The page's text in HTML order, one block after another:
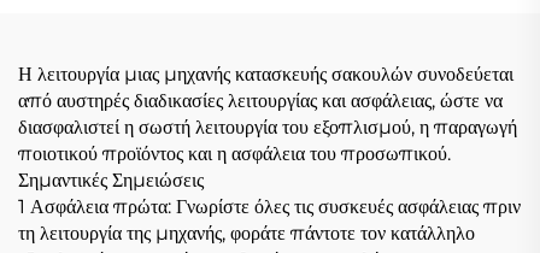
Η λειτουργία μιας μηχανής κατασκευής σακουλών συνοδεύεται
από αυστηρές διαδικασίες λειτουργίας και ασφάλειας, ώστε να
διασφαλιστεί η σωστή λειτουργία του εξοπλισμού, η παραγωγή
ποιοτικού προϊόντος και η ασφάλεια του προσωπικού.
Σημαντικές Σημειώσεις
1 Ασφάλεια πρώτα: Γνωρίστε όλες τις συσκευές ασφάλειας πριν
τη λειτουργία της μηχανής, φοράτε πάντοτε τον κατάλληλο